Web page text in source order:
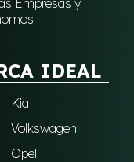
Empresas y
IDEAL
Kia
Volkswagen
Opel